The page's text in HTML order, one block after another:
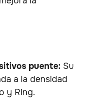
puente: Su
a la densidad
y Ring.